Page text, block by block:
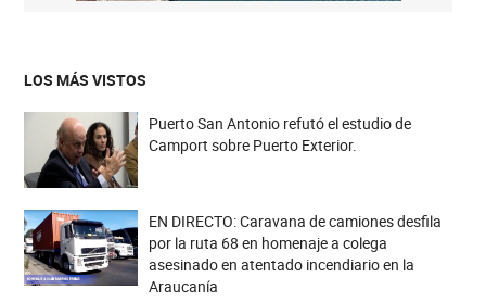
LOS MÁS VISTOS
Puerto San Antonio refutó el estudio de
Camport sobre Puerto Exterior.
EN DIRECTO: Caravana de camiones desfila
por la ruta 68 en homenaje a colega
asesinado en atentado incendiario en la
Araucanía